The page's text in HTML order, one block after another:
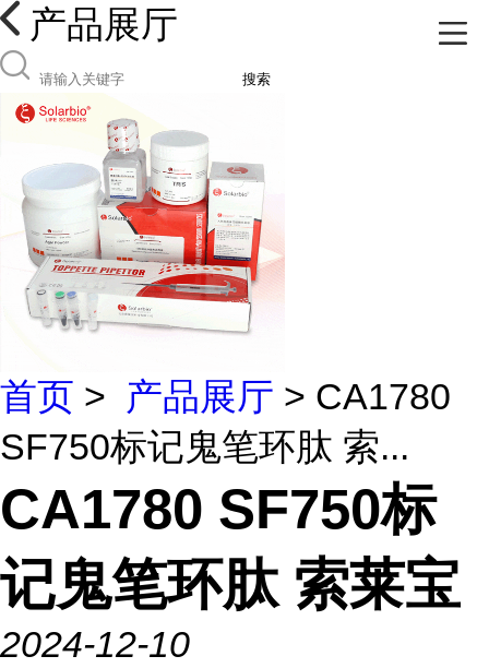
产品展厅
搜索
首页 > 产品展厅 > CA1780
SF750标记鬼笔环肽 索...
CA1780 SF750标
记鬼笔环肽 索莱宝
2024-12-10